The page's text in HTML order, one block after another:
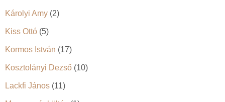
Károlyi Amy (2)
Kiss Ottó (5)
Kormos István (17)
Kosztolányi Dezső (10)
Lackfi János (11)